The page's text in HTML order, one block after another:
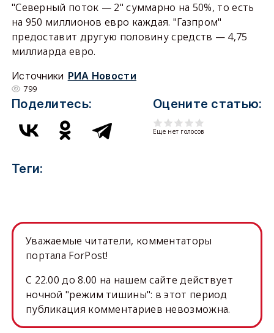
"Северный поток — 2" суммарно на 50%, то есть
на 950 миллионов евро каждая. "Газпром"
предоставит другую половину средств — 4,75
миллиарда евро.
Источники РИА Новости
799
Поделитесь: Оцените статью:
Еще нет голосов
Теги:
Уважаемые читатели, комментаторы
портала ForPost!
C 22.00 до 8.00 на нашем сайте действует
ночной "режим тишины": в этот период
публикация комментариев невозможна.